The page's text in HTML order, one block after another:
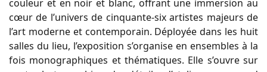
couleur et en noir et blanc, offrant une immersion au
cœur de l’univers de cinquante-six artistes majeurs de
l’art moderne et contemporain. Déployée dans les huit
salles du lieu, l’exposition s’organise en ensembles à la
fois monographiques et thématiques. Elle s’ouvre sur